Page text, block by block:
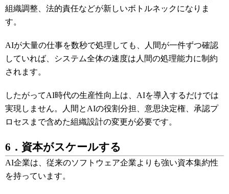
組織調整、法的責任などが新しいボトルネックになりま
す。
AIが大量の仕事を数秒で処理しても、人間が一件ずつ確認
していれば、システム全体の速度は人間の処理能力に制約
されます。
したがってAI時代の生産性向上は、AIを導入するだけでは
実現しません。人間とAIの役割分担、意思決定権、承認プ
ロセスまで含めた組織設計の変更が必要です。
6．資本がスケールする
AI企業は、従来のソフトウェア企業よりも強い資本集約性
を持っています。